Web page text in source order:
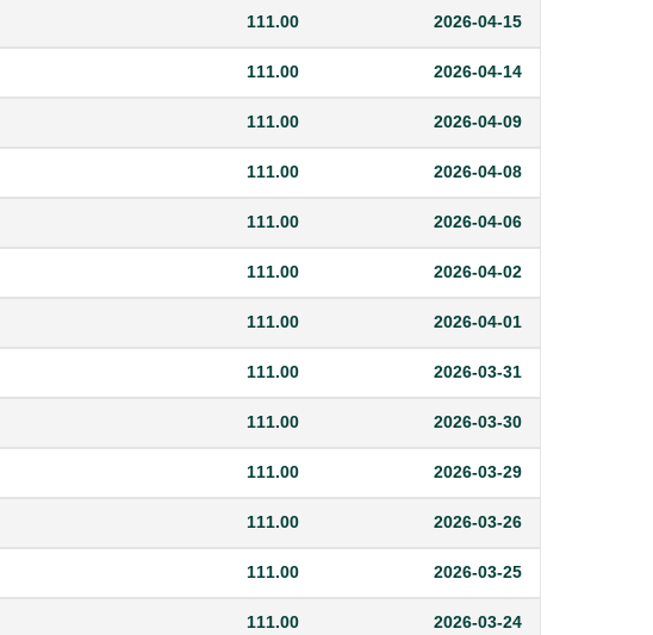
2026-04-15
111.00
2026-04-14
111.00
2026-04-09
111.00
2026-04-08
111.00
2026-04-06
111.00
2026-04-02
111.00
2026-04-01
111.00
2026-03-31
111.00
2026-03-30
111.00
2026-03-29
111.00
2026-03-26
111.00
2026-03-25
111.00
2026-03-24
111.00